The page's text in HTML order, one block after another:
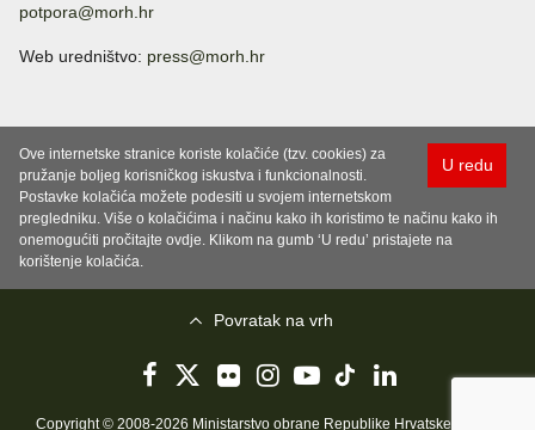
potpora@morh.hr
Web uredništvo: press@morh.hr
U redu
Ove internetske stranice koriste kolačiće (tzv. cookies) za
pružanje boljeg korisničkog iskustva i funkcionalnosti.
Postavke kolačića možete podesiti u svojem internetskom
pregledniku. Više o kolačićima i načinu kako ih koristimo te načinu kako ih
onemogućiti pročitajte ovdje. Klikom na gumb ‘U redu’ pristajete na
korištenje kolačića.
Povratak na vrh
Copyright © 2008-2026 Ministarstvo obrane Republike Hrvatske..